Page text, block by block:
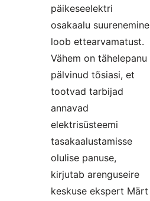
päikeseelektri
osakaalu suurenemine
loob ettearvamatust.
Vähem on tähelepanu
pälvinud tõsiasi, et
tootvad tarbijad
annavad
elektrisüsteemi
tasakaalustamisse
olulise panuse,
kirjutab arenguseire
keskuse ekspert Märt